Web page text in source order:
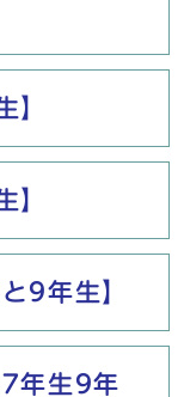
】
】
9年生】
年生9年